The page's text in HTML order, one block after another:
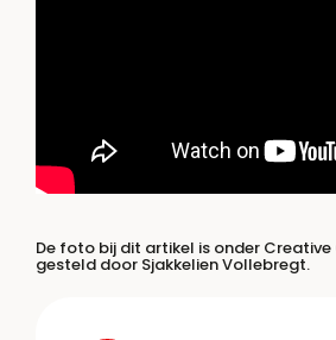
De foto bij dit artikel is onder
gesteld door Sjakkelien Vollebregt.